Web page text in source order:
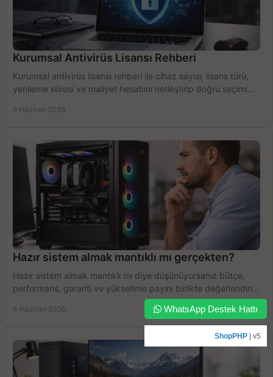
Kurumsal Antivirüs Lisansı Rehberi
Kurumsal antivirüs lisansı rehberi ile cihaz sayısı, lisans türü,
yenileme süresi ve maliyet hesabını netleştirip doğru seçimi
6 Haziran 2026
Hazır sistem almak mantıklı mı gerçekten?
Hazır sistem almak mantıklı mı diye düşünüyorsanız bütçe,
performans, garanti ve yükseltme payını birlikte değerlendirin,
4 Haziran 2026 WhatsApp Destek Hattı
ShopPHP | v5